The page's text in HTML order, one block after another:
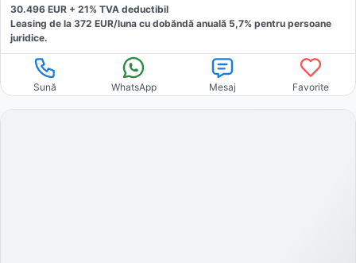
30.496 EUR + 21% TVA deductibil
Leasing de la 372 EUR/luna cu dobăndă anuală 5,7% pentru persoane
juridice.
Sună WhatsApp Mesaj Favorite